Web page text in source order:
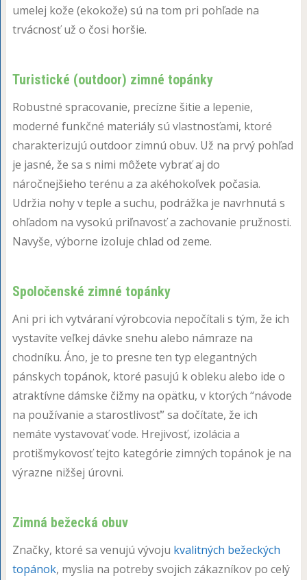
umelej kože (ekokože) sú na tom pri pohľade na
trvácnosť už o čosi horšie.
Turistické (outdoor) zimné topánky
Robustné spracovanie, precízne šitie a lepenie,
moderné funkčné materiály sú vlastnosťami, ktoré
charakterizujú outdoor zimnú obuv. Už na prvý pohľad
je jasné, že sa s nimi môžete vybrať aj do
náročnejšieho terénu a za akéhokoľvek počasia.
Udržia nohy v teple a suchu, podrážka je navrhnutá s
ohľadom na vysokú priľnavosť a zachovanie pružnosti.
Navyše, výborne izoluje chlad od zeme.
Spoločenské zimné topánky
Ani pri ich vytváraní výrobcovia nepočítali s tým, že ich
vystavíte veľkej dávke snehu alebo námraze na
chodníku. Áno, je to presne ten typ elegantných
pánskych topánok, ktoré pasujú k obleku alebo ide o
atraktívne dámske čižmy na opätku, v ktorých “návode
na používanie a starostlivosť” sa dočítate, že ich
nemáte vystavovať vode. Hrejivosť, izolácia a
protišmykovosť tejto kategórie zimných topánok je na
výrazne nižšej úrovni.
Zimná bežecká obuv
Značky, ktoré sa venujú vývoju kvalitných bežeckých
topánok, myslia na potreby svojich zákazníkov po celý